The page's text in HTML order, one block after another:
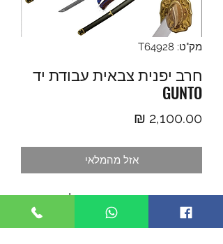
מק"ט: T64928
חרב יפנית צבאית עבודת יד
GUNTO
אזל מהמלאי
- חרב יפנית צבאית עושיה מפלדת פחמן
עם תכולה גבוהה 1095. TYPE 98